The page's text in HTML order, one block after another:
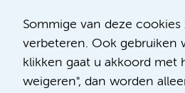
Sommige van deze
verbeteren. Ook gebruiken
klikken gaat u akkoord met
weigeren", dan worden
Locatie AMC
Meibergdreef 9
1105 AZ Amsterdam
Locatie
De
1081 HV